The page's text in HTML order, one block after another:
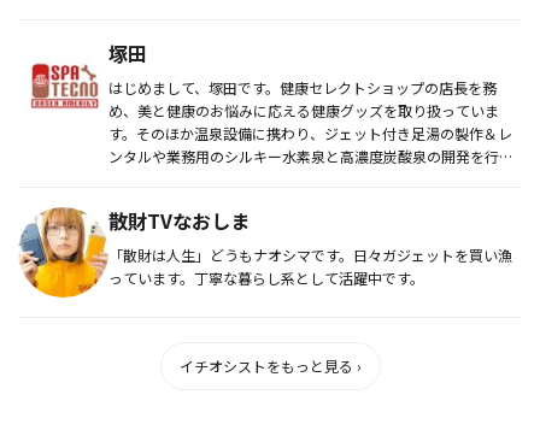
塚田
はじめまして、塚田です。健康セレクトショップの店長を務
め、美と健康のお悩みに応える健康グッズを取り扱っていま
す。そのほか温泉設備に携わり、ジェット付き足湯の製作＆レ
ンタルや業務用のシルキー水素泉と高濃度炭酸泉の開発を行っ
散財TVなおしま
「散財は人生」どうもナオシマです。日々ガジェットを買い漁
っています。丁寧な暮らし系として活躍中です。
イチオシストをもっと見る ›